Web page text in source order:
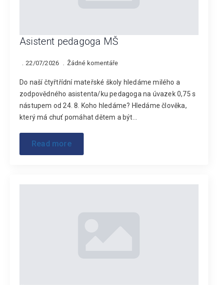
Asistent pedagoga MŠ
22/07/2026 Žádné komentáře
Do naší čtyřtřídní mateřské školy hledáme milého a
zodpovědného asistenta/ku pedagoga na úvazek 0,75 s
nástupem od 24. 8. Koho hledáme? Hledáme člověka,
který má chuť pomáhat dětem a být…
Read more